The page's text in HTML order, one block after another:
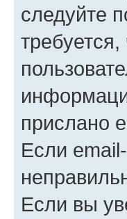
следуйте
прислано
Если
Если вы